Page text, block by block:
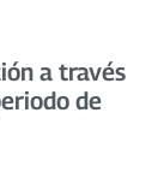
a través
de